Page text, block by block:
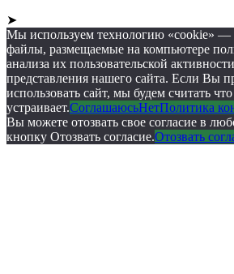
➤
Мы используем технологию «cookie» —
файлы, размещаемые на компьютере
анализа их пользовательской
представления нашего сайта. Если Вы
использовать сайт, мы будем считать
устраивает.СоглашаюсьНетПолитика
Вы можете отозвать свое согласие в
кнопку Отозвать согласие.Отозвать